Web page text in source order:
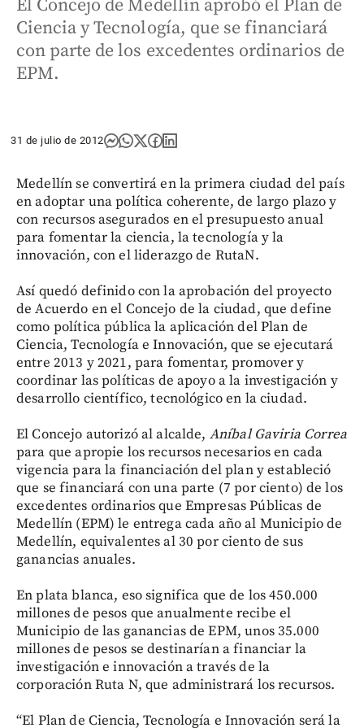
El Concejo de Medellín aprobó el Plan de
Ciencia y Tecnología, que se financiará
con parte de los excedentes ordinarios de
EPM.
31 de julio de 2012
Medellín se convertirá en la primera ciudad del país
en adoptar una política coherente, de largo plazo y
con recursos asegurados en el presupuesto anual
para fomentar la ciencia, la tecnología y la
innovación, con el liderazgo de RutaN.
Así quedó definido con la aprobación del proyecto
de Acuerdo en el Concejo de la ciudad, que define
como política pública la aplicación del Plan de
Ciencia, Tecnología e Innovación, que se ejecutará
entre 2013 y 2021, para fomentar, promover y
coordinar las políticas de apoyo a la investigación y
desarrollo científico, tecnológico en la ciudad.
El Concejo autorizó al alcalde, Aníbal Gaviria Correa
para que apropie los recursos necesarios en cada
vigencia para la financiación del plan y estableció
que se financiará con una parte (7 por ciento) de los
excedentes ordinarios que Empresas Públicas de
Medellín (EPM) le entrega cada año al Municipio de
Medellín, equivalentes al 30 por ciento de sus
ganancias anuales.
En plata blanca, eso significa que de los 450.000
millones de pesos que anualmente recibe el
Municipio de las ganancias de EPM, unos 35.000
millones de pesos se destinarían a financiar la
investigación e innovación a través de la
corporación Ruta N, que administrará los recursos.
“El Plan de Ciencia, Tecnología e Innovación será la